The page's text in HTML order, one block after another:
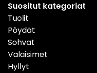
Suositut kategoriat
Tuolit
Pöydät
Sohvat
Valaisimet
Hyllyt